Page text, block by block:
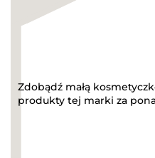
Zdobądź małą
produkty tej marki za